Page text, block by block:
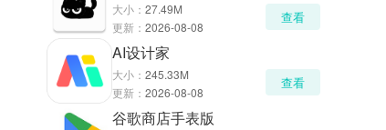
大小： 27.49M
更新： 2026-08-08
查看
AI设计家
大小： 245.33M
更新： 2026-08-08
查看
谷歌商店手表版